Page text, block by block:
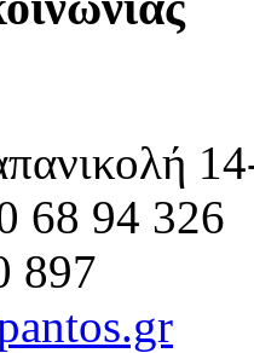
68 94 326
897